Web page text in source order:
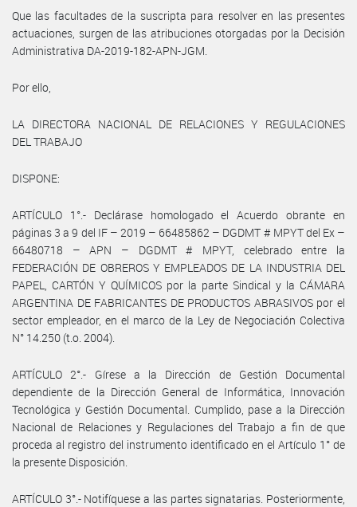
Que las facultades de la suscripta para resolver en las presentes
actuaciones, surgen de las atribuciones otorgadas por la Decisión
Administrativa DA-2019-182-APN-JGM.
Por ello,
LA DIRECTORA NACIONAL DE RELACIONES Y REGULACIONES
DEL TRABAJO
DISPONE:
ARTÍCULO 1°.- Declárase homologado el Acuerdo obrante en
páginas 3 a 9 del IF – 2019 – 66485862 – DGDMT # MPYT del Ex –
66480718 – APN – DGDMT # MPYT, celebrado entre la
FEDERACIÓN DE OBREROS Y EMPLEADOS DE LA INDUSTRIA DEL
PAPEL, CARTÓN Y QUÍMICOS por la parte Sindical y la CÁMARA
ARGENTINA DE FABRICANTES DE PRODUCTOS ABRASIVOS por el
sector empleador, en el marco de la Ley de Negociación Colectiva
N° 14.250 (t.o. 2004).
ARTÍCULO 2°.- Gírese a la Dirección de Gestión Documental
dependiente de la Dirección General de Informática, Innovación
Tecnológica y Gestión Documental. Cumplido, pase a la Dirección
Nacional de Relaciones y Regulaciones del Trabajo a fin de que
proceda al registro del instrumento identificado en el Artículo 1° de
la presente Disposición.
ARTÍCULO 3°.- Notifíquese a las partes signatarias. Posteriormente,